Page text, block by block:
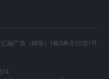
融广场（锦华）1栋5单元10层1号